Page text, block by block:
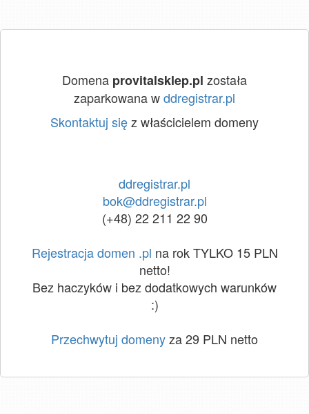
Domena provitalsklep.pl została
zaparkowana wddregistrar.pl
Skontaktuj sięz właścicielem domeny
ddregistrar.pl
bok@ddregistrar.pl
(+48) 22 211 22 90
Rejestracja domen .pl na rok TYLKO 15 PLN
netto!
Bez haczyków i bez dodatkowych warunków
:)
Przechwytuj domenyza 29 PLN netto